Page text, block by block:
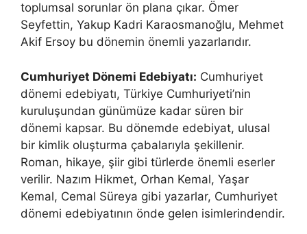
toplumsal sorunlar ön plana çıkar. Ömer
Seyfettin, Yakup Kadri Karaosmanoğlu, Mehmet
Akif Ersoy bu dönemin önemli yazarlarıdır.
Cumhuriyet Dönemi Edebiyatı: Cumhuriyet
dönemi edebiyatı, Türkiye Cumhuriyeti’nin
kuruluşundan günümüze kadar süren bir
dönemi kapsar. Bu dönemde edebiyat, ulusal
bir kimlik oluşturma çabalarıyla şekillenir.
Roman, hikaye, şiir gibi türlerde önemli eserler
verilir. Nazım Hikmet, Orhan Kemal, Yaşar
Kemal, Cemal Süreya gibi yazarlar, Cumhuriyet
dönemi edebiyatının önde gelen isimlerindendir.